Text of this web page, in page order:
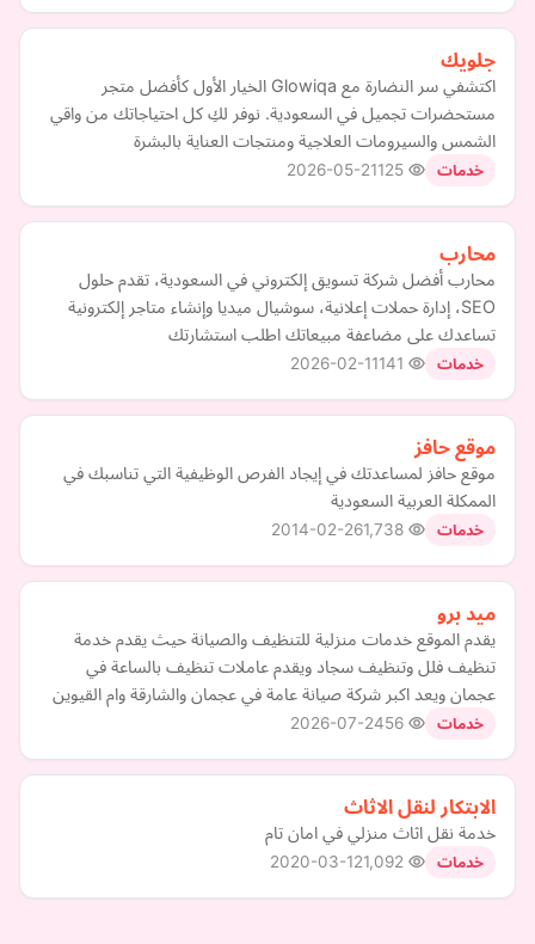
جلويك
اكتشفي سر النضارة مع Glowiqa الخيار الأول كأفضل متجر
مستحضرات تجميل في السعودية. نوفر لكِ كل احتياجاتك من واقي
الشمس والسيرومات العلاجية ومنتجات العناية بالبشرة
خدمات 2026-05-21
محارب
محارب أفضل شركة تسويق إلكتروني في السعودية، تقدم حلول
SEO، إدارة حملات إعلانية، سوشيال ميديا وإنشاء متاجر إلكترونية
تساعدك على مضاعفة مبيعاتك اطلب استشارتك
خدمات 2026-02-11
موقع حافز
موقع حافز لمساعدتك في إيجاد الفرص الوظيفية التي تناسبك في
الممكلة العربية السعودية
خدمات 2014-02-26
ميد برو
يقدم الموقع خدمات منزلية للتنظيف والصيانة حيث يقدم خدمة
تنظيف فلل وتنظيف سجاد ويقدم عاملات تنظيف بالساعة في
عجمان ويعد اكبر شركة صيانة عامة في عجمان والشارقة وام القيوين
خدمات 2026-07-24
الابتكار لنقل الاثاث
خدمة نقل اثاث منزلي في امان تام
خدمات 2020-03-12